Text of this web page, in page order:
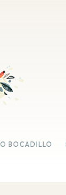
BOCADILLO